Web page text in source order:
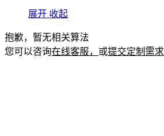
展开 收起
抱歉，暂无相关算法
您可以咨询在线客服， 或提交定制需求